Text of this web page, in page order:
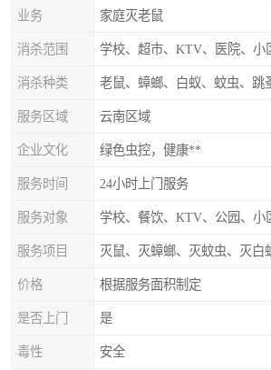
业务 家庭灭老鼠
消杀范围 学校、超市、KTV、医院、小
消杀种类 老鼠、蟑螂、白蚁、蚊虫、跳
服务区域 云南区域
企业文化 绿色虫控，健康**
服务时间 24小时上门服务
服务对象 学校、餐饮、KTV、公园、小
服务项目 灭鼠、灭蟑螂、灭蚊虫、灭白
价格 根据服务面积制定
是否上门 是
毒性 安全